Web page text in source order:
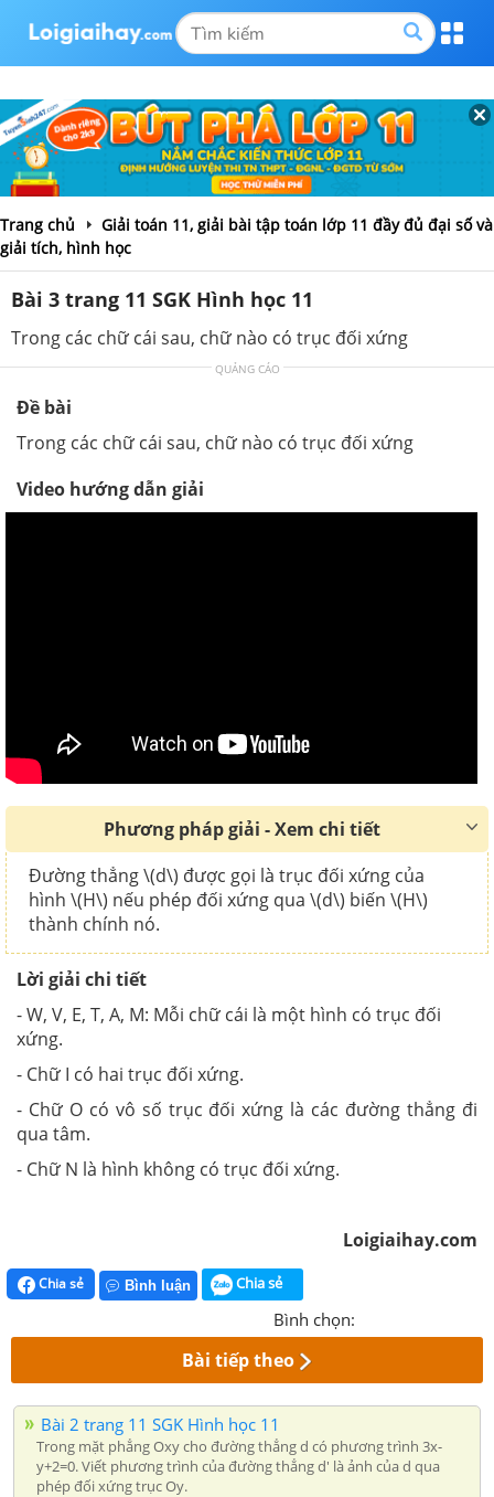
Trang chủ
Giải toán 11, giải bài tập toán lớp 11 đầy đủ đại số và
giải tích, hình học
Bài 3 trang 11 SGK Hình học 11
Trong các chữ cái sau, chữ nào có trục đối xứng
QUẢNG CÁO
Đề bài
Trong các chữ cái sau, chữ nào có trục đối xứng
Video hướng dẫn giải
Phương pháp giải - Xem chi tiết
Đường thẳng \(d\) được gọi là trục đối xứng của
hình \(H\) nếu phép đối xứng qua \(d\) biến \(H\)
thành chính nó.
Lời giải chi tiết
- W, V, E, T, A, M: Mỗi chữ cái là một hình có trục đối
xứng.
- Chữ I có hai trục đối xứng.
- Chữ O có vô số trục đối xứng là các đường thẳng đi
qua tâm.
- Chữ N là hình không có trục đối xứng.
Loigiaihay.com
Chia sẻ Bình luận Chia sẻ
Bình chọn:
Bài tiếp theo
Bài 2 trang 11 SGK Hình học 11
Trong mặt phẳng Oxy cho đường thẳng d có phương trình 3x-
y+2=0. Viết phương trình của đường thẳng d' là ảnh của d qua
phép đối xứng trục Oy.